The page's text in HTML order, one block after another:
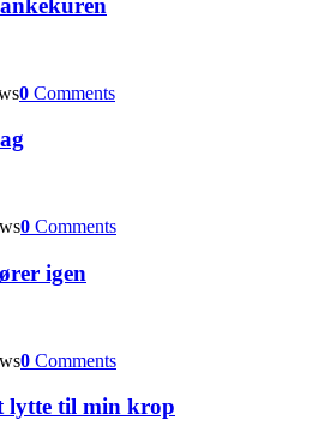
0 Comments
0 Comments
igen
0 Comments
lytte til min krop